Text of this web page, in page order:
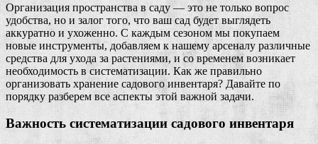
Организация пространства в саду — это не только вопрос
удобства, но и залог того, что ваш сад будет выглядеть
аккуратно и ухоженно. С каждым сезоном мы покупаем
новые инструменты, добавляем к нашему арсеналу различные
средства для ухода за растениями, и со временем возникает
необходимость в систематизации. Как же правильно
организовать хранение садового инвентаря? Давайте по
порядку разберем все аспекты этой важной задачи.
Важность систематизации садового инвентаря